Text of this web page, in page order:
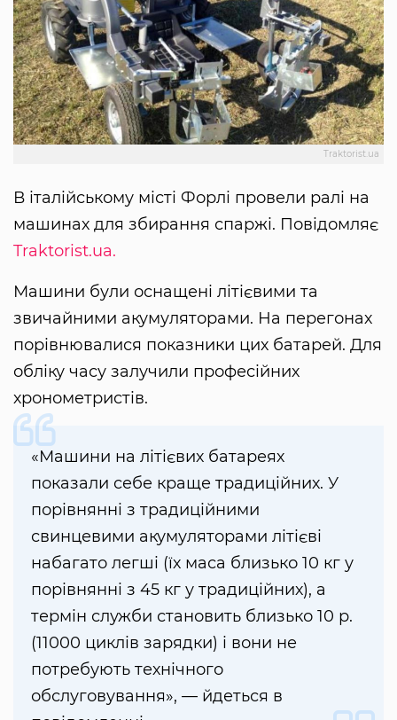
Traktorist.ua
В італійському місті Форлі провели ралі на
машинах для збирання спаржі. Повідомляє
Traktorist.ua.
Машини були оснащені літієвими та
звичайними акумуляторами. На перегонах
порівнювалися показники цих батарей. Для
обліку часу залучили професійних
хронометристів.
«Машини на літієвих батареях
показали себе краще традиційних. У
порівнянні з традиційними
свинцевими акумуляторами літієві
набагато легші (їх маса близько 10 кг у
порівнянні з 45 кг у традиційних), а
термін служби становить близько 10 р.
(11000 циклів зарядки) і вони не
потребують технічного
обслуговування», — йдеться в